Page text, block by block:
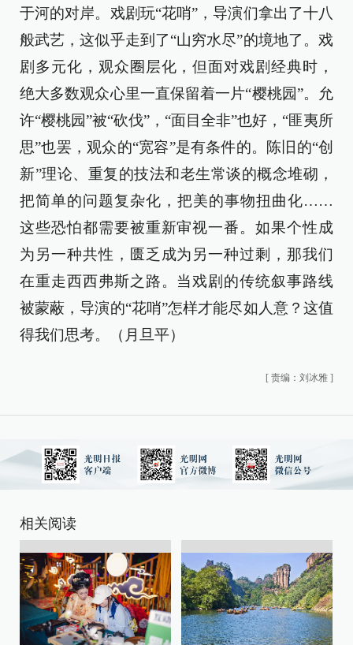
于河的对岸。戏剧玩“花哨”，导演们拿出了十八
般武艺，这似乎走到了“山穷水尽”的境地了。戏
剧多元化，观众圈层化，但面对戏剧经典时，
绝大多数观众心里一直保留着一片“樱桃园”。允
许“樱桃园”被“砍伐”，“面目全非”也好，“匪夷所
思”也罢，观众的“宽容”是有条件的。陈旧的“创
新”理论、重复的技法和老生常谈的概念堆砌，
把简单的问题复杂化，把美的事物扭曲化……
这些恐怕都需要被重新审视一番。如果个性成
为另一种共性，匮乏成为另一种过剩，那我们
在重走西西弗斯之路。当戏剧的传统叙事路线
被蒙蔽，导演的“花哨”怎样才能尽如人意？这值
得我们思考。（月旦平）
[ 责编：刘冰雅 ]
相关阅读